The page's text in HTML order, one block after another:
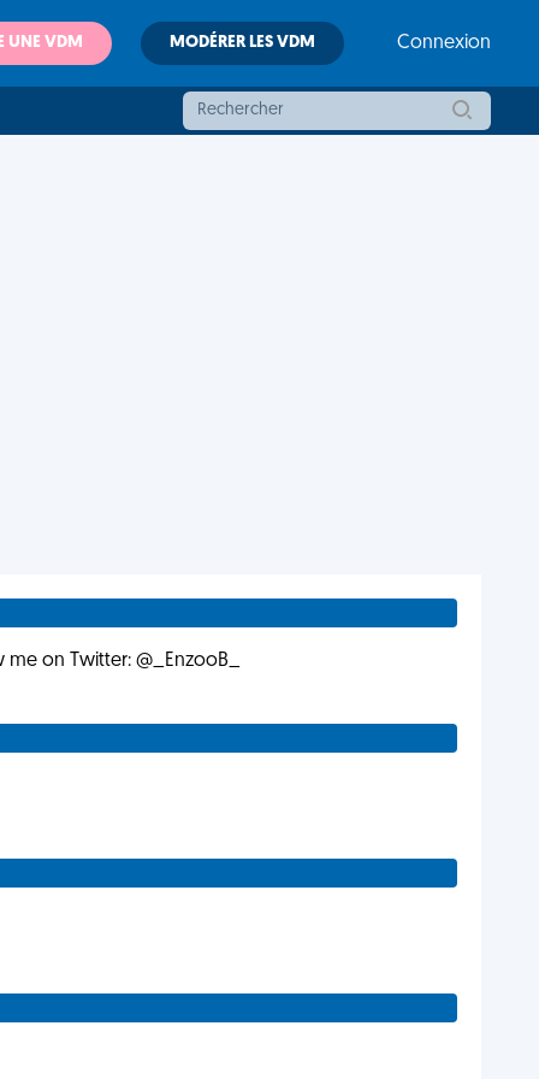
UNE VDM MODÉRER LES VDM Connexion
on Twitter: @_EnzooB_